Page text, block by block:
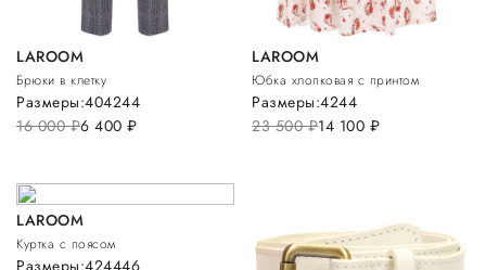
LAROOM
Брюки в клетку
16 000руб.6 400 руб.
Размеры:404244
LAROOM
Юбка хлопковая с принтом
23 500руб.14 100 руб.
Размеры:4244
LAROOM
Куртка с поясом